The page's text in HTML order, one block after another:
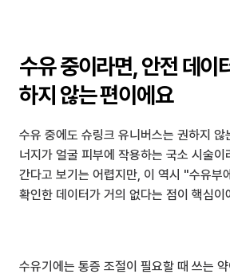
수유 중이라면, 안전 데이
하지 않는 편이에요
수유 중에도 슈링크 유니버스는 권하지 않
너지가 얼굴 피부에 작용하는 국소 시술이
간다고 보기는 어렵지만, 이 역시 "수유부
확인한 데이터가 거의 없다는 점이 핵심이
수유기에는 통증 조절이 필요할 때 쓰는